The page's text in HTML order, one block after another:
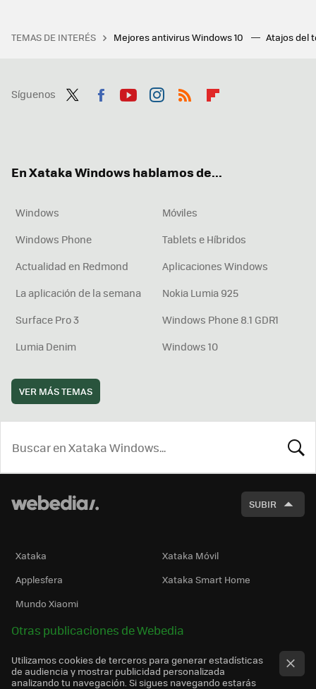
TEMAS DE INTERÉS Mejores antivirus Windows 10 Atajos del
Síguenos
En Xataka Windows hablamos de...
Windows
Móviles
Windows Phone
Tablets e Híbridos
Actualidad en Redmond
Aplicaciones Windows
La aplicación de la semana
Nokia Lumia 925
Surface Pro 3
Windows Phone 8.1 GDR1
Lumia Denim
Windows 10
VER MÁS TEMAS
SUBIR
Xataka
Xataka Móvil
Applesfera
Xataka Smart Home
Mundo Xiaomi
Otras publicaciones de Webedia
Utilizamos cookies de terceros para generar estadísticas
de audiencia y mostrar publicidad personalizada
analizando tu navegación. Si sigues navegando estarás